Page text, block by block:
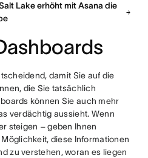
Lake erhöht mit Asana die
damit Sie auf die
die Sie tatsächlich
können Sie auch mehr
verdächtig aussieht. Wenn
steigen – geben Ihnen
diese Informationen
zu verstehen, woran es liegen